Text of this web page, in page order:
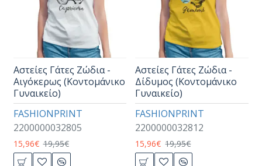
FASHIONPRINT
2200000032805
Αστείες Γάτες Ζώδια -
Αιγόκερως (Κοντομάνικο
Γυναικείο)
15,96€ 19,95€
FASHIONPRINT
2200000032812
Αστείες Γάτες Ζώδια -
Δίδυμος (Κοντομάνικο
Γυναικείο)
15,96€ 19,95€